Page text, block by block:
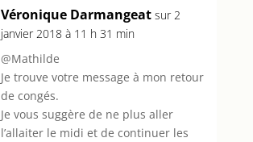
Véronique Darmangeat sur 2
janvier 2018 à 11 h 31 min
@Mathilde
Je trouve votre message à mon retour
de congés.
Je vous suggère de ne plus aller
l’allaiter le midi et de continuer les